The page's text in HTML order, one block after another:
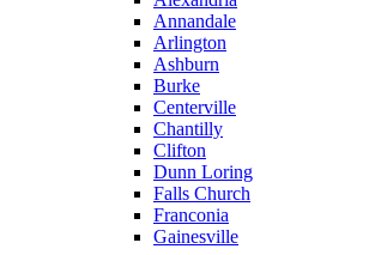
Annandale
Arlington
Ashburn
Burke
Centerville
Chantilly
Clifton
Dunn Loring
Falls Church
Franconia
Gainesville